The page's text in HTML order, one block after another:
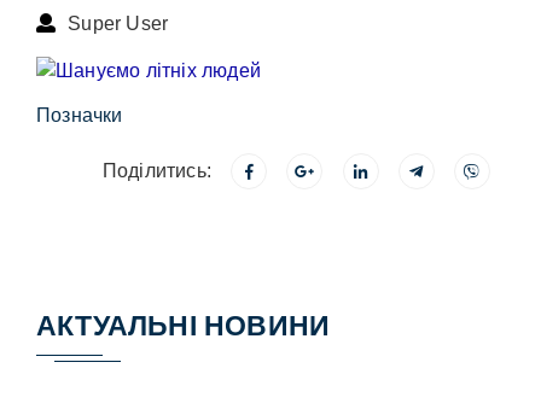
Super User
Позначки
Поділитись:
АКТУАЛЬНІ НОВИНИ